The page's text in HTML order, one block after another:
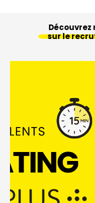
Découvrez
sur le